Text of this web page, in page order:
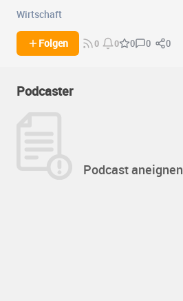
Wirtschaft
Folgen 0 0 0 0 0
Podcaster
Podcast aneignen